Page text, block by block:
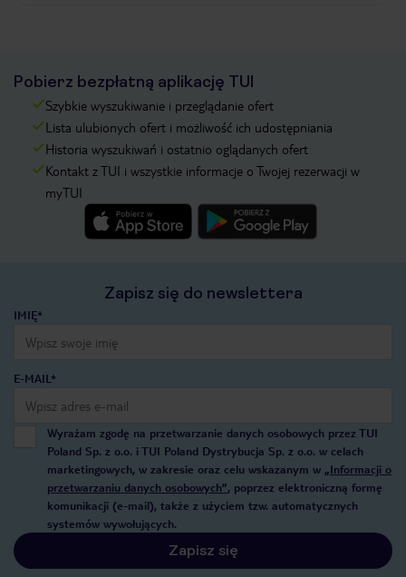
Pobierz bezpłatną aplikację TUI
Szybkie wyszukiwanie i przeglądanie ofert
Lista ulubionych ofert i możliwość ich udostępniania
Historia wyszukiwań i ostatnio oglądanych ofert
Kontakt z TUI i wszystkie informacje o Twojej rezerwacji w
myTUI
Zapisz się do newslettera
IMIĘ*
E-MAIL*
Wyrażam zgodę na przetwarzanie danych osobowych przez TUI
Poland Sp. z o.o. i TUI Poland Dystrybucja Sp. z o.o. w celach
marketingowych, w zakresie oraz celu wskazanym w „Informacji o
przetwarzaniu danych osobowych”, poprzez elektroniczną formę
komunikacji (e-mail), także z użyciem tzw. automatycznych
systemów wywołujących.
Zapisz się